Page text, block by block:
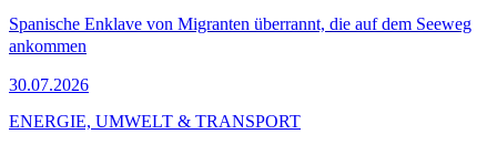
Spanische Enklave von Migranten überrannt, die auf dem Seeweg
ankommen
30.07.2026
ENERGIE, UMWELT & TRANSPORT